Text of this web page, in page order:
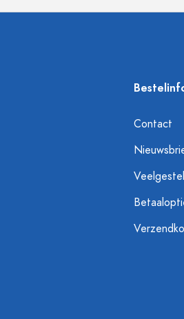
Contact